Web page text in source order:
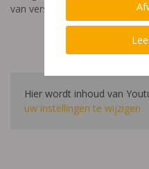
van verschillende leerlingen en
Hier wordt inhoud van
uw instellingen te wijzigen